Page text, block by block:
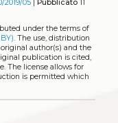
2019/05| Pubblicato11
under the terms of
. The use, distribution
author(s) and the
publication is cited,
The license allows for
is permitted which